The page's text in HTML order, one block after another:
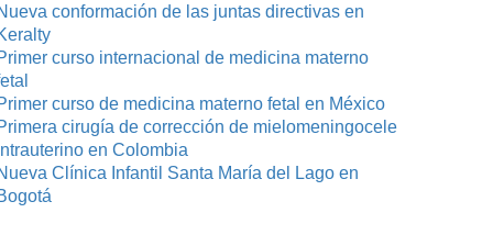
conformación de las juntas directivas en
curso internacional de medicina materno
curso de medicina materno fetal en México
cirugía de corrección de mielomeningocele
en Colombia
Clínica Infantil Santa María del Lago en